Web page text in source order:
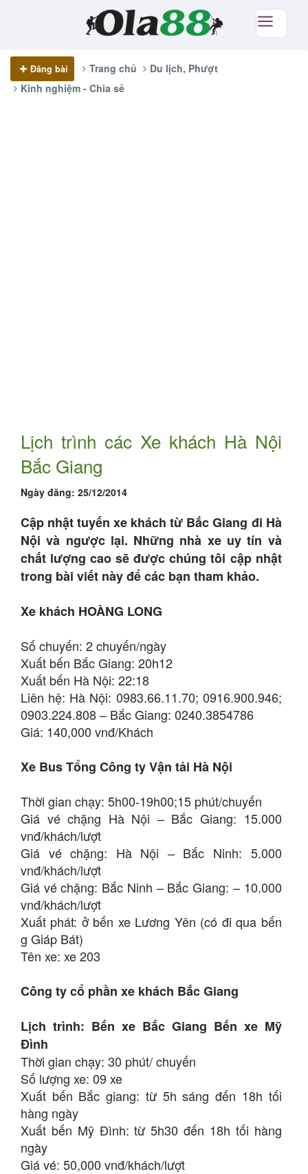
Đăng bài Trang chủ
Du lịch, Phượt
Kinh nghiệm - Chia sẻ
Lịch trình các Xe khách Hà Nội
Bắc Giang
Ngày đăng: 25/12/2014
Cập nhật tuyến xe khách từ Bắc Giang đi Hà
Nội và ngược lại. Những nhà xe uy tín và
chất lượng cao sẽ được chúng tôi cập nhật
trong bài viết này để các bạn tham khảo.
Xe khách HOÀNG LONG
Số chuyến: 2 chuyến/ngày
Xuất bến Bắc Giang: 20h12
Xuất bến Hà Nội: 22:18
Liên hệ: Hà Nội: 0983.66.11.70; 0916.900.946;
0903.224.808 – Bắc Giang: 0240.3854786
Giá: 140,000 vnđ/Khách
Xe Bus Tổng Công ty Vận tải Hà Nội
Thời gian chạy: 5h00-19h00;15 phút/chuyến
Giá vé chặng Hà Nội – Bắc Giang: 15.000
vnđ/khách/lượt
Giá vé chặng: Hà Nội – Bắc Ninh: 5.000
vnđ/khách/lượt
Giá vé chặng: Bắc Ninh – Bắc Giang: – 10.000
vnđ/khách/lượt
Xuất phát: ở bến xe Lương Yên (có đi qua bến
g Giáp Bát)
Tên xe: xe 203
Công ty cổ phần xe khách Bắc Giang
Lịch trình: Bến xe Bắc Giang Bến xe Mỹ
Đình
Thời gian chạy: 30 phút/ chuyến
Số lượng xe: 09 xe
Xuất bến Bắc giang: từ 5h sáng đến 18h tối
hàng ngày
Xuất bến Mỹ Đình: từ 5h30 đến 18h tối hàng
ngày
Giá vé: 50,000 vnđ/khách/lượt